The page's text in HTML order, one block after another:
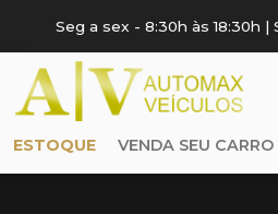
Seg a sex - 8:30h às 18:30h |
ESTOQUE VENDA SEU CARRO